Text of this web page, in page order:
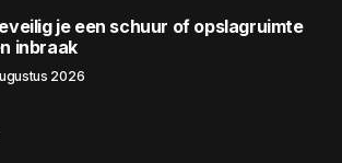
je een schuur of opslagruimte
inbraak
2026